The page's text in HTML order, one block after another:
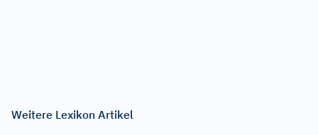
Weitere Lexikon Artikel